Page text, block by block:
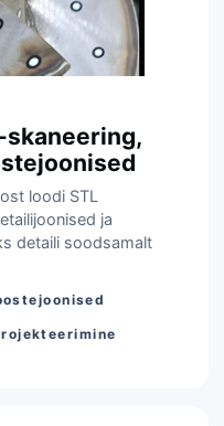
skaneering,
loodi STL
ja
detaili soodsamalt